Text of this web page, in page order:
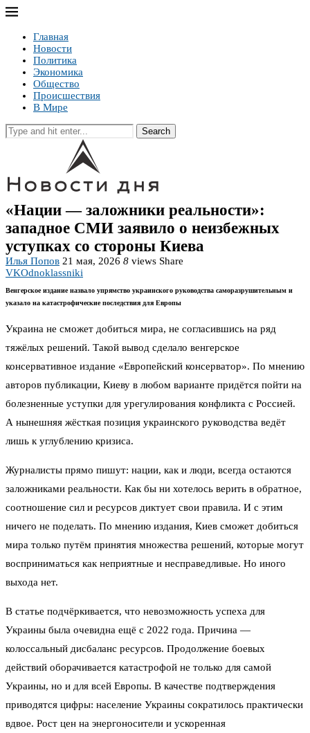
Главная
Новости
Политика
Экономика
Общество
Происшествия
В Мире
Search
«Нации — заложники реальности»:
западное СМИ заявило о неизбежных
уступках со стороны Киева
Илья Попов 21 мая, 2026 8 views Share
VKOdnoklassniki
Венгерское издание назвало упрямство украинского руководства саморазрушительным и
указало на катастрофические последствия для Европы
Украина не сможет добиться мира, не согласившись на ряд
тяжёлых решений. Такой вывод сделало венгерское
консервативное издание «Европейский консерватор». По мнению
авторов публикации, Киеву в любом варианте придётся пойти на
болезненные уступки для урегулирования конфликта с Россией.
А нынешняя жёсткая позиция украинского руководства ведёт
лишь к углублению кризиса.
Журналисты прямо пишут: нации, как и люди, всегда остаются
заложниками реальности. Как бы ни хотелось верить в обратное,
соотношение сил и ресурсов диктует свои правила. И с этим
ничего не поделать. По мнению издания, Киев сможет добиться
мира только путём принятия множества решений, которые могут
восприниматься как неприятные и несправедливые. Но иного
выхода нет.
В статье подчёркивается, что невозможность успеха для
Украины была очевидна ещё с 2022 года. Причина —
колоссальный дисбаланс ресурсов. Продолжение боевых
действий оборачивается катастрофой не только для самой
Украины, но и для всей Европы. В качестве подтверждения
приводятся цифры: население Украины сократилось практически
вдвое. Рост цен на энергоносители и ускоренная